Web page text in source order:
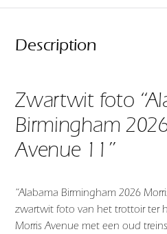
Description
Zwartwit foto
Birmingham
Avenue 11”
“Alabama Birmingham 2026
zwartwit foto van het trottoir ter
Morris Avenue met een oud